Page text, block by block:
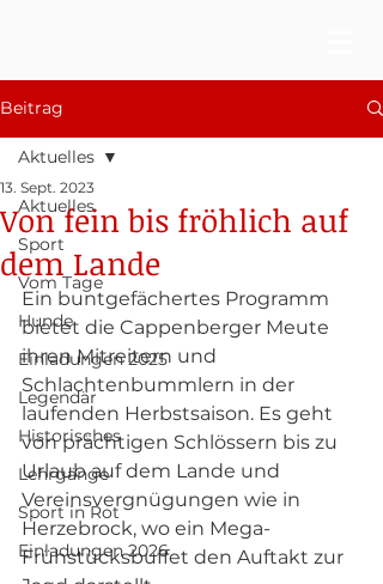
Beitrag
Aktuelles
Sport
Vom Tage
Hunde
Einladungen 2025
Legendär
Historisches
Lehrgänge
Sport in Rot
Einladungen 2026
Aktuelles
Von fein bis fröhlich auf
dem Lande
13. Sept. 2023
Ein buntgefächertes Programm
bietet die Cappenberger Meute
ihren Mitreitern und
Schlachtenbummlern in der
laufenden Herbstsaison. Es geht
von prächtigen Schlössern bis zu
Urlaub auf dem Lande und
Vereinsvergnügungen wie in
Herzebrock, wo ein Mega-
Frühstücksbuffet den Auftakt zur